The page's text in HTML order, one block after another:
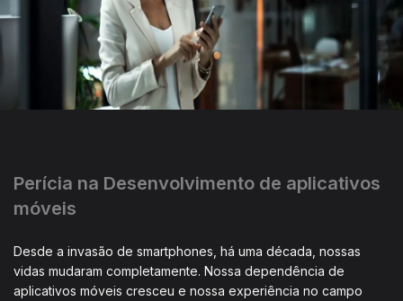
Perícia na Desenvolvimento de aplicativos
móveis
Desde a invasão de smartphones, há uma década, nossas
vidas mudaram completamente. Nossa dependência de
aplicativos móveis cresceu e nossa experiência no campo